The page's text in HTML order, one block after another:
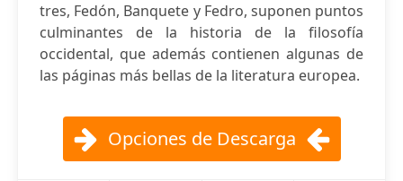
tres, Fedón, Banquete y Fedro, suponen puntos
culminantes de la historia de la filosofía
occidental, que además contienen algunas de
las páginas más bellas de la literatura europea.
Opciones de Descarga